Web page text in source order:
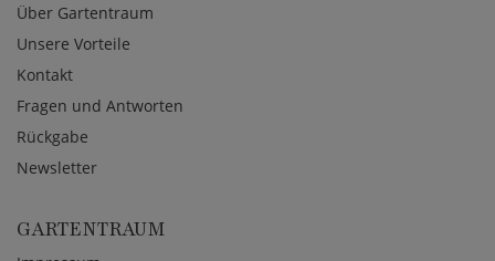
Über Gartentraum
Unsere Vorteile
Kontakt
Fragen und Antworten
Rückgabe
Newsletter
GARTENTRAUM